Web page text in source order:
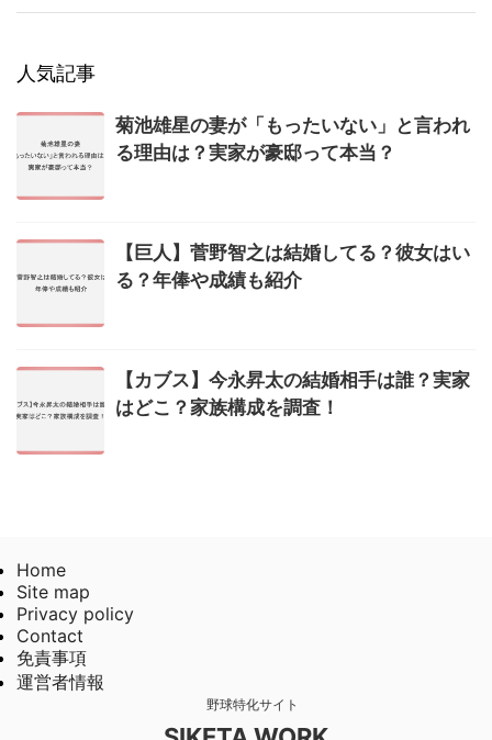
人気記事
菊池雄星の妻が「もったいない」と言われ
る理由は？実家が豪邸って本当？
【巨人】菅野智之は結婚してる？彼女はい
る？年俸や成績も紹介
【カブス】今永昇太の結婚相手は誰？実家
はどこ？家族構成を調査！
Home
Site map
Privacy policy
Contact
免責事項
運営者情報
野球特化サイト